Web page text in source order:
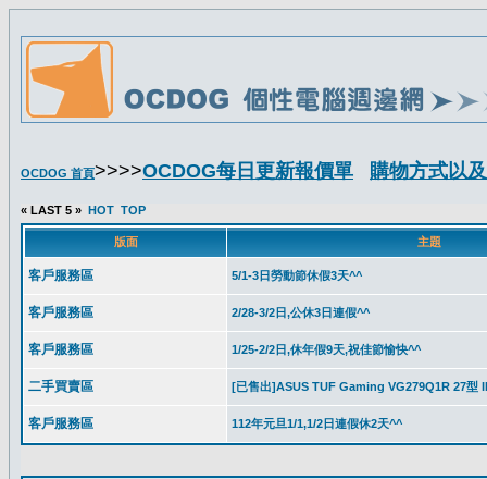
OCDOG 首頁>>>>OCDOG每日更新報價單 購物方式以